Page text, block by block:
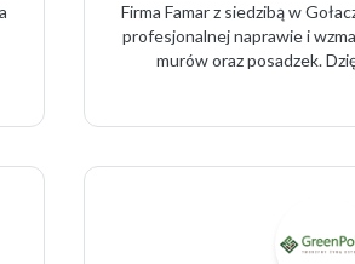
Firma Famar z siedzibą w
profesjonalnej naprawie i
murów oraz posadzek.